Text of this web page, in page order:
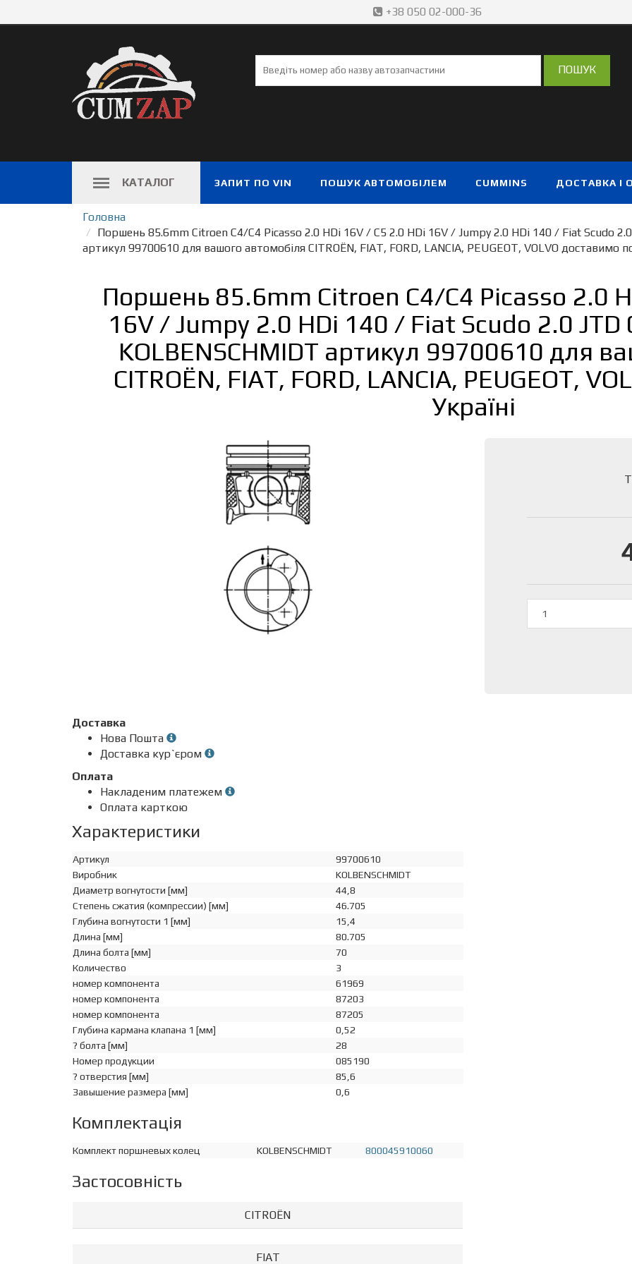
+38 050 02-000-36
КАТАЛОГ ЗАПИТ ПО VIN ПОШУК АВТОМОБІЛЕМ CUMMINS ДОСТАВКА І
Головна
Поршень 85.6mm Citroen C4/C4 Picasso 2.0 HDi 16V / C5 2.0 HDi 16V / Jumpy 2.0 HDi 140 / Fiat Scudo
артикул 99700610 для вашого автомобіля CITROËN, FIAT, FORD, LANCIA, PEUGEOT, VOLVO доставимо
Поршень 85.6mm Citroen C4/C4 Picasso 2.0
16V / Jumpy 2.0 HDi 140 / Fiat Scudo 2.0 JTD
KOLBENSCHMIDT артикул 99700610 для
CITROËN, FIAT, FORD, LANCIA, PEUGEOT,
Україні
Доставка
Нова Пошта
Доставка кур`єром
Оплата
Накладеним платежем
Оплата карткою
Характеристики
Артикул
99700610
Виробник
KOLBENSCHMIDT
Диаметр вогнутости [мм]
44,8
Степень сжатия (компрессии) [мм]
46.705
Глубина вогнутости 1 [мм]
15,4
Длина [мм]
80.705
Длина болта [мм]
70
Количество
3
номер компонента
61969
номер компонента
87203
номер компонента
87205
Глубина кармана клапана 1 [мм]
0,52
? болта [мм]
28
Номер продукции
085190
? отверстия [мм]
85,6
Завышение размера [мм]
0,6
Комплектація
Комплект поршневых колец KOLBENSCHMIDT 800045910060
Застосовність
CITROËN
FIAT